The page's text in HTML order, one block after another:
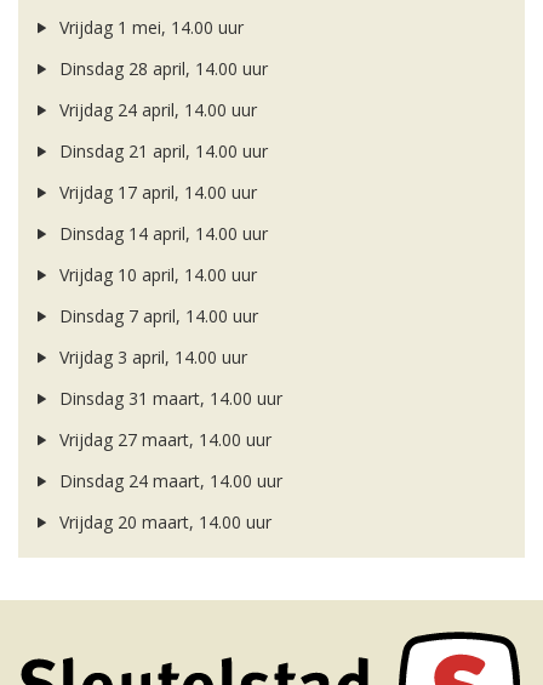
Vrijdag 1 mei, 14.00 uur
Dinsdag 28 april, 14.00 uur
Vrijdag 24 april, 14.00 uur
Dinsdag 21 april, 14.00 uur
Vrijdag 17 april, 14.00 uur
Dinsdag 14 april, 14.00 uur
Vrijdag 10 april, 14.00 uur
Dinsdag 7 april, 14.00 uur
Vrijdag 3 april, 14.00 uur
Dinsdag 31 maart, 14.00 uur
Vrijdag 27 maart, 14.00 uur
Dinsdag 24 maart, 14.00 uur
Vrijdag 20 maart, 14.00 uur